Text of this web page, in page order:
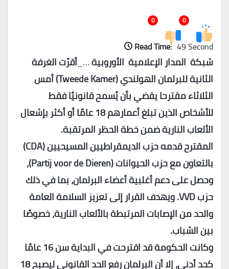
0
0
Read Time: 49 Second
شبكة المدار الإعلامية الأوروبية…_ أقرّت الغرفة
الثانية للبرلمان الهولندي (Tweede Kamer) أمس
الثلاثاء مقترحا يقضي بأن يُسمح قانونيًا فقط
للأشخاص الذين تبلغ أعمارهم 18 عامًا أو أكثر بإشعال
الألعاب النارية ضمن خطة الحظر المرتقبة.
المقترح قدمه حزب الديمقراطيين المسيحيين (CDA)
بالتعاون مع حزب الحيوانات (Partij voor de Dieren)،
وحصل على دعم أغلبية أعضاء البرلمان، بما في ذلك
حزب VVD. ويهدف القرار إلى تعزيز السلامة العامة
والحد من الإصابات المرتبطة بالألعاب النارية، خصوصًا
بين الشباب.
وكانت الحكومة قد اقترحت في البداية سن 16 عامًا
كحد أدنى، إلا أن البرلمان رفع الحد القانوني ليصبح 18